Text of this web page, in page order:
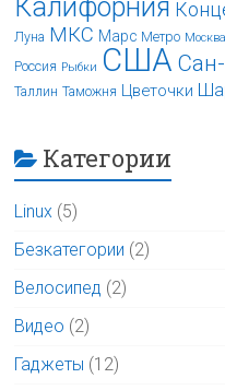
Калифорния
Луна МКС Марс Метро Москва
Россия Рыбки США
Таллин Таможня Цветочки
Категории
Linux (5)
Безкатегории (2)
Велосипед (2)
Видео (2)
Гаджеты (12)